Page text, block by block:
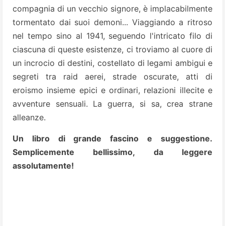
compagnia di un vecchio signore, è implacabilmente
tormentato dai suoi demoni... Viaggiando a ritroso
nel tempo sino al 1941, seguendo l'intricato filo di
ciascuna di queste esistenze, ci troviamo al cuore di
un incrocio di destini, costellato di legami ambigui e
segreti tra raid aerei, strade oscurate, atti di
eroismo insieme epici e ordinari, relazioni illecite e
avventure sensuali. La guerra, si sa, crea strane
alleanze.
Un libro di grande fascino e suggestione.
Semplicemente bellissimo, da leggere
assolutamente!